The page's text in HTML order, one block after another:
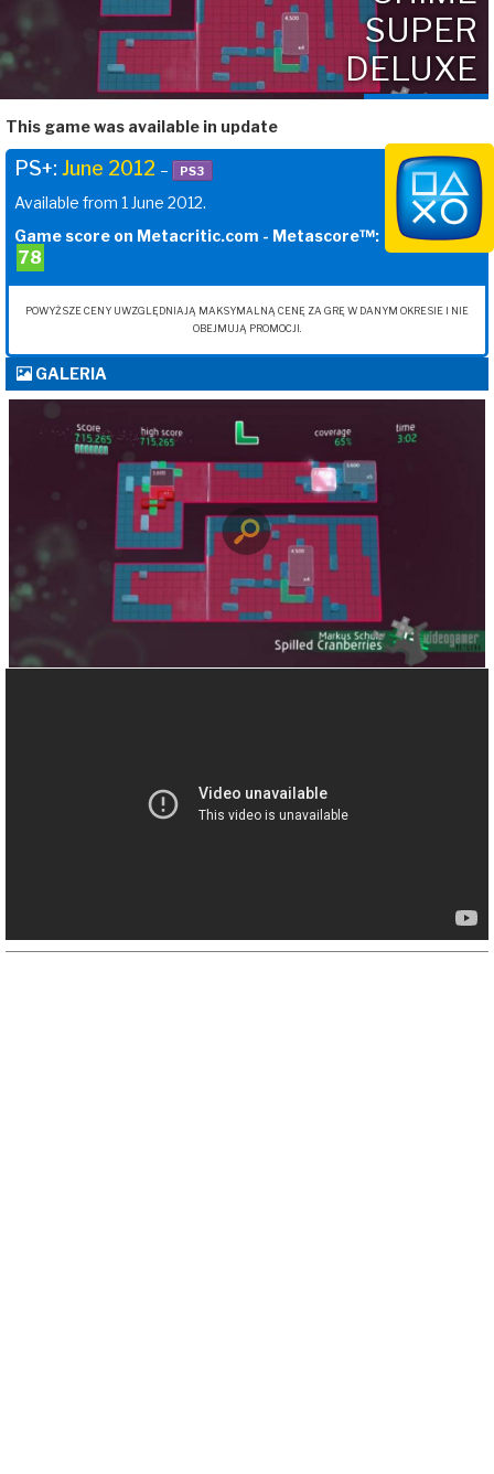
SUPER
DELUXE
This game was available in update
PS+: June 2012 – PS3
Available from 1 June 2012.
Game score on Metacritic.com - Metascore™:
78
POWYŻSZE CENY UWZGLĘDNIAJĄ MAKSYMALNĄ CENĘ ZA GRĘ W DANYM OKRESIE I NIE
OBEJMUJĄ PROMOCJI.
GALERIA